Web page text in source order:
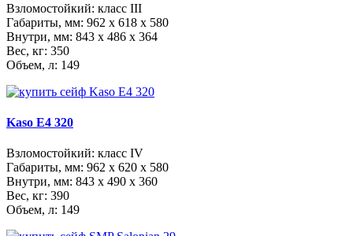
Взломостойкий: класс III
Габариты, мм: 962 x 618 x 580
Внутри, мм: 843 x 486 x 364
Вес, кг: 350
Объем, л: 149
Kaso E4 320
Взломостойкий: класс IV
Габариты, мм: 962 x 620 x 580
Внутри, мм: 843 x 490 x 360
Вес, кг: 390
Объем, л: 149